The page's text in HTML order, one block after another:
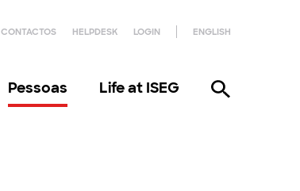
CONTACTOS HELPDESK LOGIN ENGLISH
Pessoas Life at ISEG